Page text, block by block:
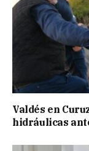
Valdés en
hidráulicas